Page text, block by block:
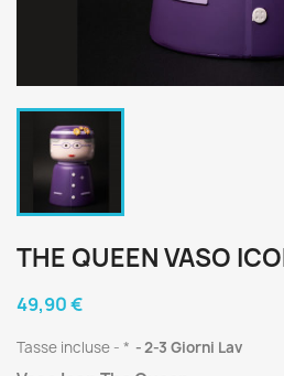
THE QUEEN VASO
49,90 €
Tasse incluse * 2-3 Giorni Lav